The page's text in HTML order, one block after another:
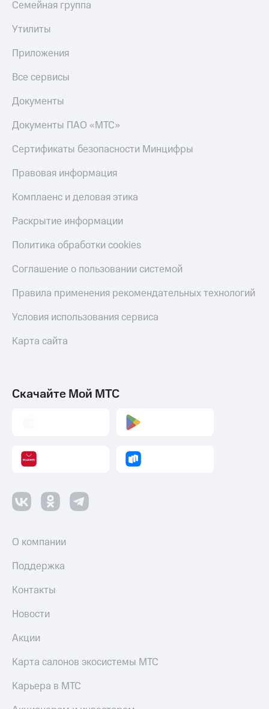
Семейная группа
Утилиты
Приложения
Все сервисы
Документы
Документы ПАО «МТС»
Сертификаты безопасности Минцифры
Правовая информация
Комплаенс и деловая этика
Раскрытие информации
Политика обработки cookies
Соглашение о пользовании системой
Правила применения рекомендательных технологий
Условия использования сервиса
Карта сайта
Скачайте Мой МТС
О компании
Поддержка
Контакты
Новости
Акции
Карта салонов экосистемы МТС
Карьера в МТС